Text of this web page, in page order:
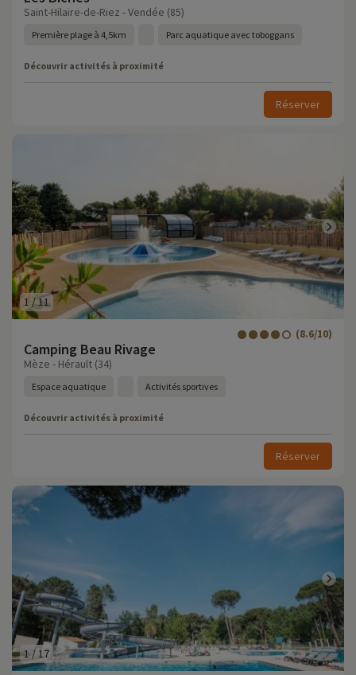
Saint-Hilaire-de-Riez - Vendée (85)
Première plage à 4,5km Parc aquatique avec toboggans
Découvrir activités à proximité
Réserver
1 /11
Camping Beau Rivage
(8.6/10)
Mèze - Hérault (34)
Espace aquatique Activités sportives
Découvrir activités à proximité
Réserver
1/17